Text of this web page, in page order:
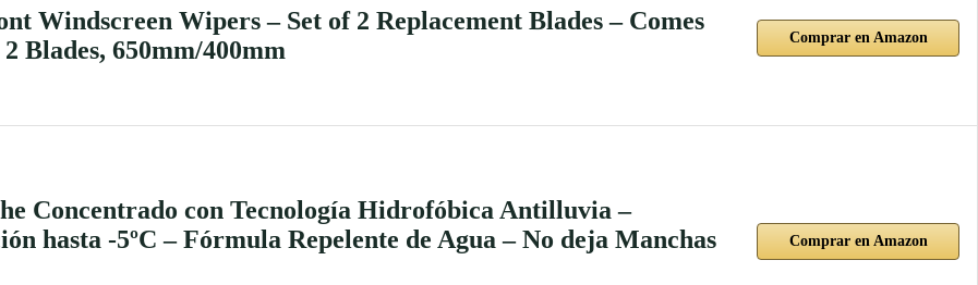
Windscreen Wipers – Set of 2 Replacement Blades – Comes
Blades, 650mm/400mm
Comprar en Amazon
Concentrado con Tecnología Hidrofóbica Antilluvia –
hasta -5ºC – Fórmula Repelente de Agua – No deja Manchas
Comprar en Amazon